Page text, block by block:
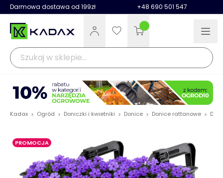
Darmowa dostawa od 199zł +48 690 501 547
Kadax > Ogród > Doniczki i kwietniki > Donice > Donice rattanowe >
PROMOCJA